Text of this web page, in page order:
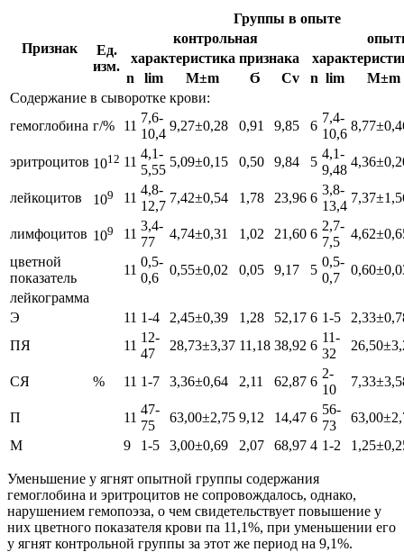
Признак
Группы в опыте
Ед.
изм.
контрольная
характеристика признака
n
lim М±m Ϭ Cv n lim
М±m
Содержание в сыворотке крови:
гемоглобина г/% 11
7,6-
10,4
9,27±0,28 0,91 9,85 6
7,4-
10,6
эритроцитов 1012 11
4,1-
5,55
5,09±0,15 0,50 9,84 5
4,1-
9,48
лейкоцитов 109 11
4,8-
12,7
7,42±0,54 1,78 23,96 6
3,8-
13,4
лимфоцитов 109 11
3,4-
77
4,74±0,31 1,02 21,60 6
2,7-
7,5
цветной
показатель
11
0,5-
0,6
0,55±0,02 0,05 9,17 5
0,5-
0,7
лейкограмма
Э
%
11 1-4 2,45±0,39 1,28 52,17 6 1-5
ПЯ
11
12-
47
28,73±3,37 11,18 38,92 6
11-
32
СЯ 11 1-7 3,36±0,64 2,11 62,87 6
2-
10
П 11
47-
75
63,00±2,75 9,12 14,47 6
56-
73
М
9 1-5 3,00±0,69 2,07 68,97 4 1-2
Уменьшение у ягнят опытной группы содержания
гемоглобина и эритроцитов не сопровождалось, однако,
нарушением гемопоэза, о чем свидетельствует повышение у
них цветного показателя крови па 11,1%, при уменьшении его
у ягнят контрольной группы за этот же период на 9,1%.